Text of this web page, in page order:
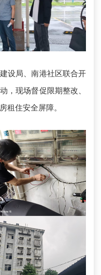
局、南港社区联合开
，现场督促限期整改、
租住安全屏障。